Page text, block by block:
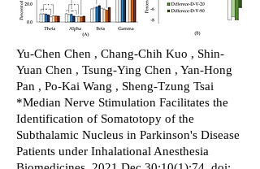
Yu-Chen Chen , Chang-Chih Kuo , Shin-
Yuan Chen , Tsung-Ying Chen , Yan-Hong
Pan , Po-Kai Wang , Sheng-Tzung Tsai
*Median Nerve Stimulation Facilitates the
Identification of Somatotopy of the
Subthalamic Nucleus in Parkinson's Disease
Patients under Inhalational Anesthesia